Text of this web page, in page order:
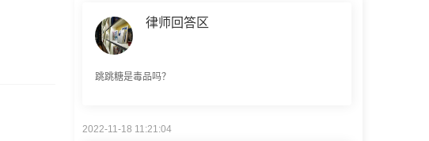
跳跳糖是毒品吗？
律师回答区